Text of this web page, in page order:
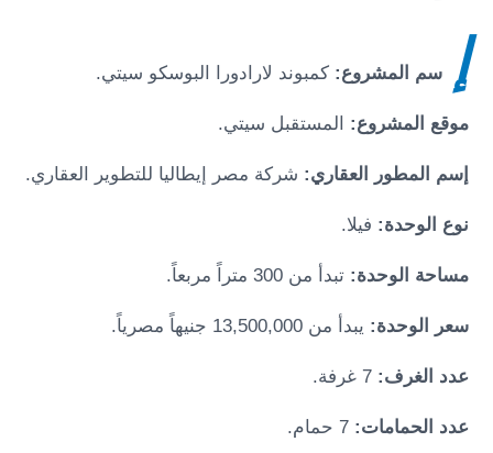
إ سم المشروع:كمبوند لارادورا البوسكو سيتي.
موقع المشروع: المستقبل سيتي.
إسم المطور العقاري: شركة مصر إيطاليا للتطوير العقاري.
نوع الوحدة: فيلا.
مساحة الوحدة:تبدأ من 300 متراً مربعاً.
سعر الوحدة: يبدأ من 13,500,000 جنيهاً مصرياً.
عدد الغرف: 7 غرفة.
عدد الحمامات: 7 حمام.